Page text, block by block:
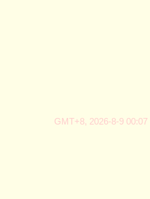
GMT+8, 2026-8-9 00:07